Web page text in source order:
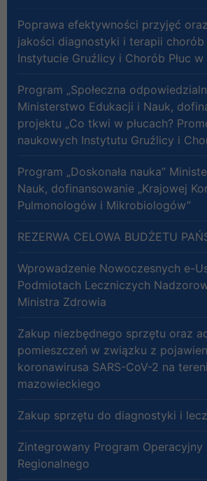
Poprawa efektywności przyjęć
jakości diagnostyki i terapii chorób
Instytucie Gruźlicy i Chorób Płuc w
Program „Społeczna
Ministerstwo Edukacji i Nauk,
projektu „Co tkwi w płucach?
naukowych Instytutu Gruźlicy i
Program „Doskonała nauka”
Nauk, dofinansowanie „Krajowej
Pulmonologów i Mikrobiologów”
REZERWA CELOWA BUDŻETU
Wprowadzenie Nowoczesnych e-
Podmiotach Leczniczych
Ministra Zdrowia
Zakup niezbędnego sprzętu oraz
pomieszczeń w związku z
koronawirusa SARS-CoV-2 na
mazowieckiego
Zakup sprzętu do diagnostyki i
Zintegrowany Program Operacyjny
Regionalnego